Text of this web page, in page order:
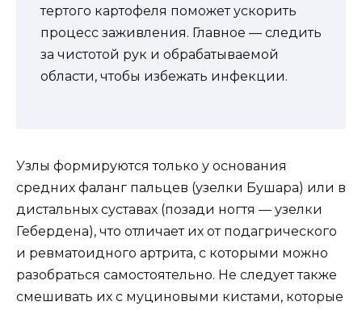
тертого картофеля поможет ускорить
процесс заживления. Главное — следить
за чистотой рук и обрабатываемой
области, чтобы избежать инфекции.
Узлы формируются только у основания
средних фаланг пальцев (узелки Бушара) или в
дистальных суставах (позади ногтя — узелки
Гебердена), что отличает их от подагрического
и ревматоидного артрита, с которыми можно
разобраться самостоятельно. Не следует также
смешивать их с муциновыми кистами, которые